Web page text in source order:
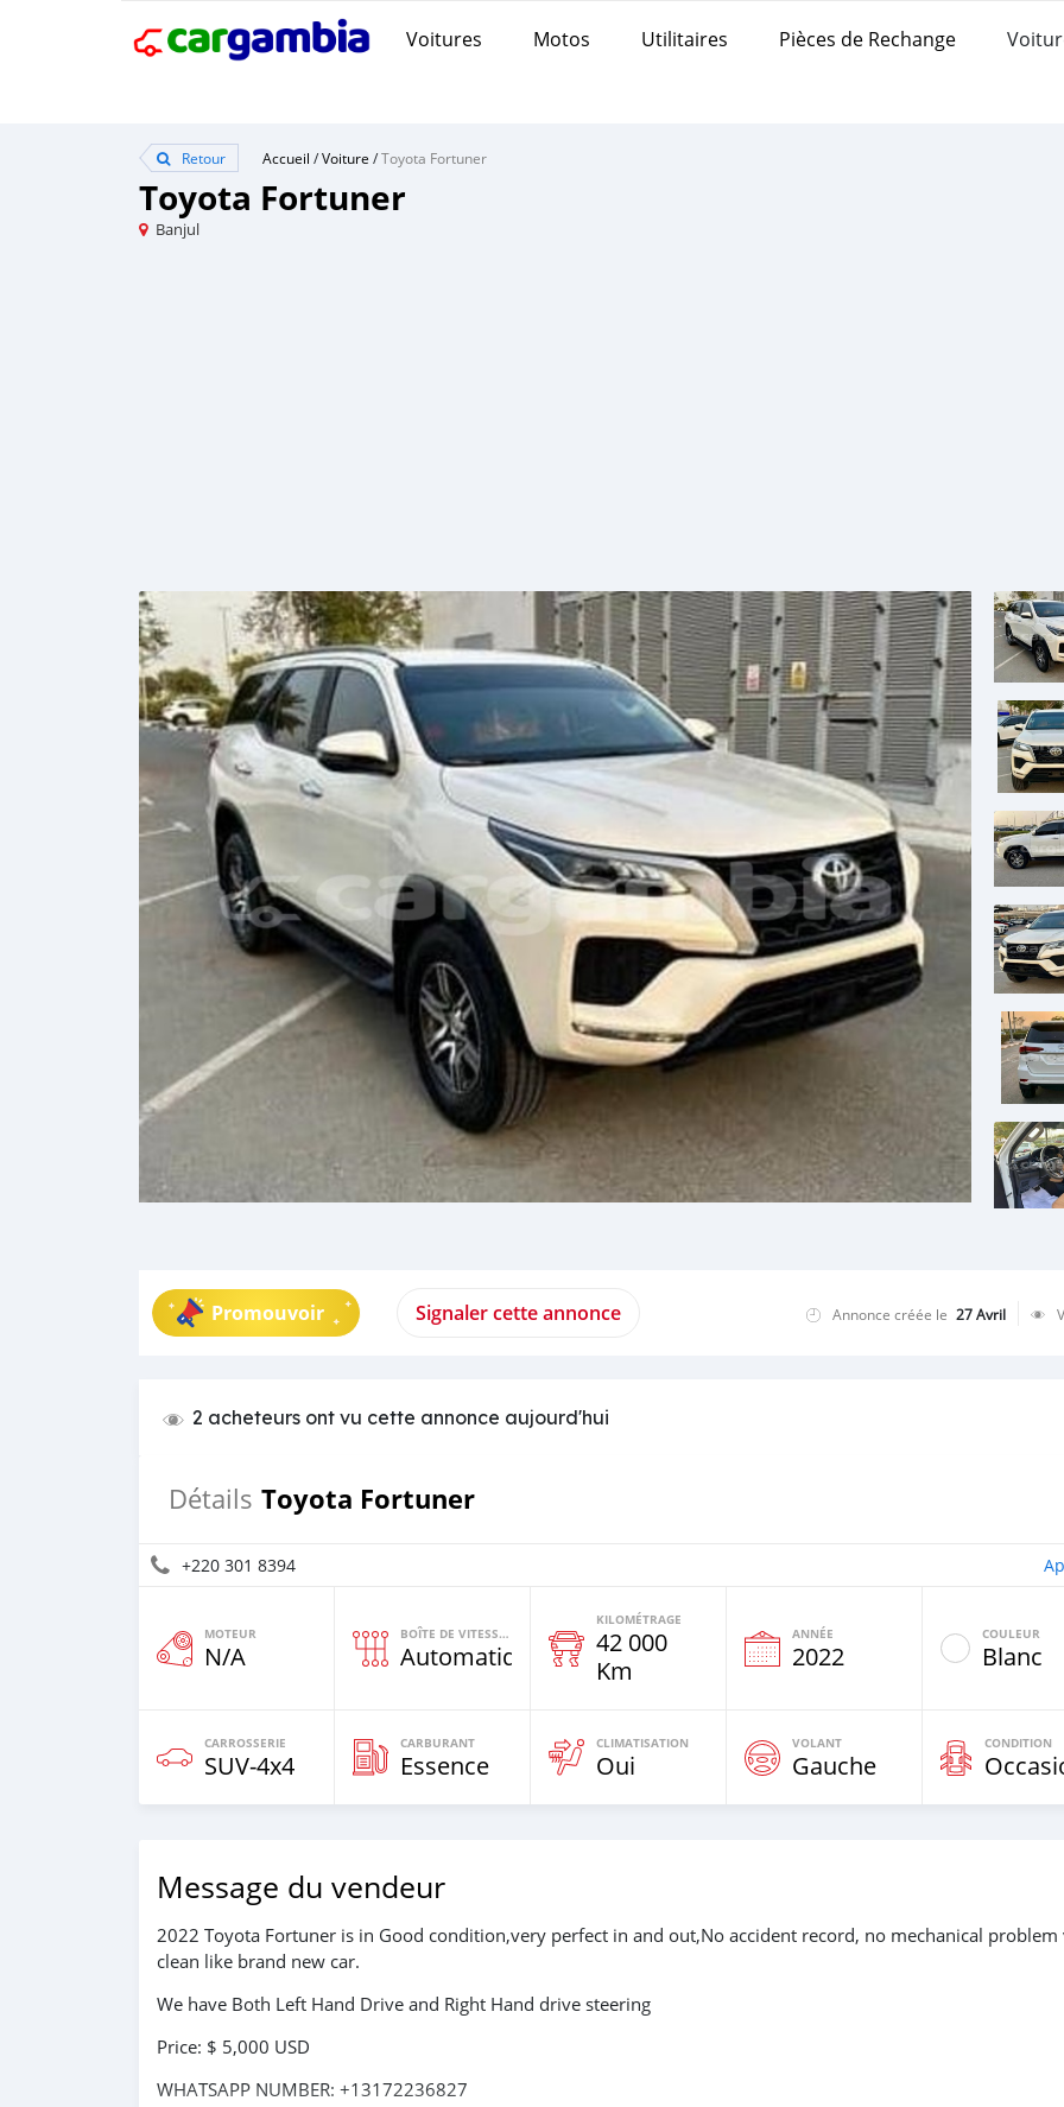
Voitures Motos Utilitaires Pièces de Rechange
Retour Accueil /Voiture /Toyota Fortuner
Toyota Fortuner
Banjul
Promouvoir Signaler cette annonce Annonce créée le 27 Avril
2 acheteurs ont vu cette annonce aujourd'hui
Détails Toyota Fortuner
+220 301 8394
MOTEUR
N/A
BOÎTE DE VITESSES
Automatique
KILOMÉTRAGE
42 000
Km
ANNÉE
2022
COULEUR
Blanc
CARROSSERIE
SUV‒4x4
CARBURANT
Essence
CLIMATISATION
Oui
VOLANT
Gauche
CONDITION
Message du vendeur
2022 Toyota Fortuner is in Good condition,very perfect in and out,No accident record, no mechanical problem
clean like brand new car.
We have Both Left Hand Drive and Right Hand drive steering
Price: $ 5,000 USD
WHATSAPP NUMBER: +13172236827